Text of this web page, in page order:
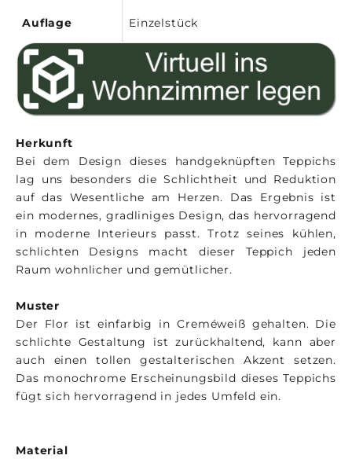
Auflage Einzelstück
Herkunft
Bei dem Design dieses handgeknüpften Teppichs
lag uns besonders die Schlichtheit und Reduktion
auf das Wesentliche am Herzen. Das Ergebnis ist
ein modernes, gradliniges Design, das hervorragend
in moderne Interieurs passt. Trotz seines kühlen,
schlichten Designs macht dieser Teppich jeden
Raum wohnlicher und gemütlicher.
Muster
Der Flor ist einfarbig in Creméweiß gehalten. Die
schlichte Gestaltung ist zurückhaltend, kann aber
auch einen tollen gestalterischen Akzent setzen.
Das monochrome Erscheinungsbild dieses Teppichs
fügt sich hervorragend in jedes Umfeld ein.
Material